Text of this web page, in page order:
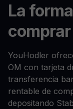
La
YouHodler
OM con tarjeta
transferencia
rentable de
depositando